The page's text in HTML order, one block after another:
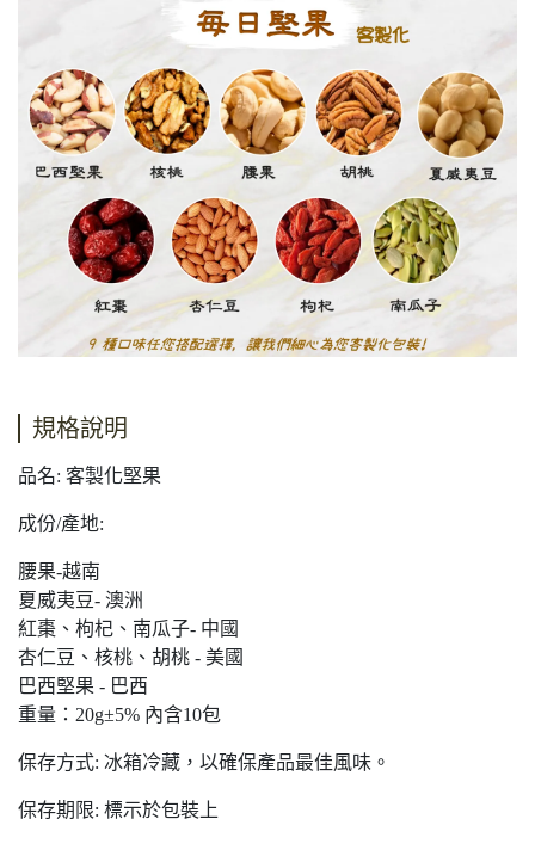
規格說明
品名: 客製化堅果
成份/產地:
腰果-越南
夏威夷豆- 澳洲
紅棗、枸杞、南瓜子- 中國
杏仁豆、核桃、胡桃 - 美國
巴西堅果 - 巴西
重量：20g±5% 內含10包
保存方式: 冰箱冷藏，以確保產品最佳風味。
保存期限: 標示於包裝上